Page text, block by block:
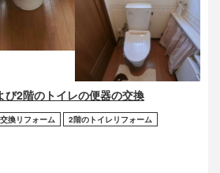
2階のトイレの便器の交換
換リフォーム
2階のトイレリフォーム